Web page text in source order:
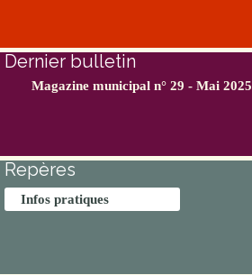
Dernier bulletin
Magazine municipal n° 29 - Mai 2025
Repères
Infos pratiques